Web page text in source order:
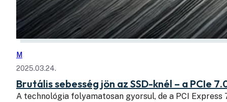
M
2025.03.24.
Brutális sebesség jön az SSD-knél – a PCIe
A technológia folyamatosan gyorsul, de a PCI Express